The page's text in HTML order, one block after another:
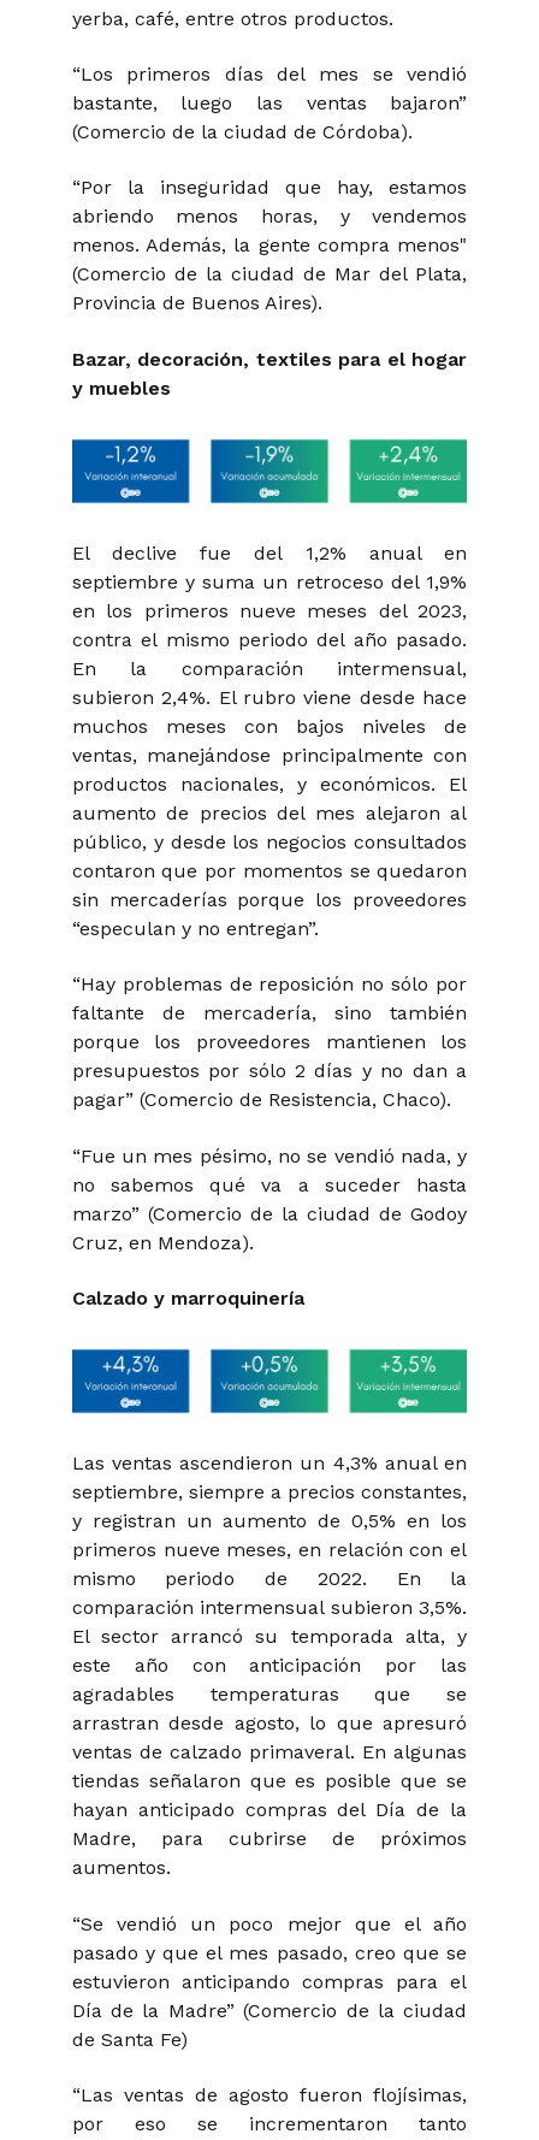
yerba, café, entre otros productos.
“Los primeros días del mes se vendió
bastante, luego las ventas bajaron”
(Comercio de la ciudad de Córdoba).
“Por la inseguridad que hay, estamos
abriendo menos horas, y vendemos
menos. Además, la gente compra menos"
(Comercio de la ciudad de Mar del Plata,
Provincia de Buenos Aires).
Bazar, decoración, textiles para el hogar
y muebles
El declive fue del 1,2% anual en
septiembre y suma un retroceso del 1,9%
en los primeros nueve meses del 2023,
contra el mismo periodo del año pasado.
En la comparación intermensual,
subieron 2,4%. El rubro viene desde hace
muchos meses con bajos niveles de
ventas, manejándose principalmente con
productos nacionales, y económicos. El
aumento de precios del mes alejaron al
público, y desde los negocios consultados
contaron que por momentos se quedaron
sin mercaderías porque los proveedores
“especulan y no entregan”.
“Hay problemas de reposición no sólo por
faltante de mercadería, sino también
porque los proveedores mantienen los
presupuestos por sólo 2 días y no dan a
pagar” (Comercio de Resistencia, Chaco).
“Fue un mes pésimo, no se vendió nada, y
no sabemos qué va a suceder hasta
marzo” (Comercio de la ciudad de Godoy
Cruz, en Mendoza).
Calzado y marroquinería
Las ventas ascendieron un 4,3% anual en
septiembre, siempre a precios constantes,
y registran un aumento de 0,5% en los
primeros nueve meses, en relación con el
mismo periodo de 2022. En la
comparación intermensual subieron 3,5%.
El sector arrancó su temporada alta, y
este año con anticipación por las
agradables temperaturas que se
arrastran desde agosto, lo que apresuró
ventas de calzado primaveral. En algunas
tiendas señalaron que es posible que se
hayan anticipado compras del Día de la
Madre, para cubrirse de próximos
aumentos.
“Se vendió un poco mejor que el año
pasado y que el mes pasado, creo que se
estuvieron anticipando compras para el
Día de la Madre” (Comercio de la ciudad
de Santa Fe)
“Las ventas de agosto fueron flojísimas,
por eso se incrementaron tanto